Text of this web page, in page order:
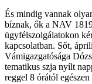
És mindig vannak
bíznak, ők a NAV
ügyfélszolgálatokon
kapcsolatban. Sőt,
Vámigazgatósága
tematikus szja nyílt
reggel 8 órától